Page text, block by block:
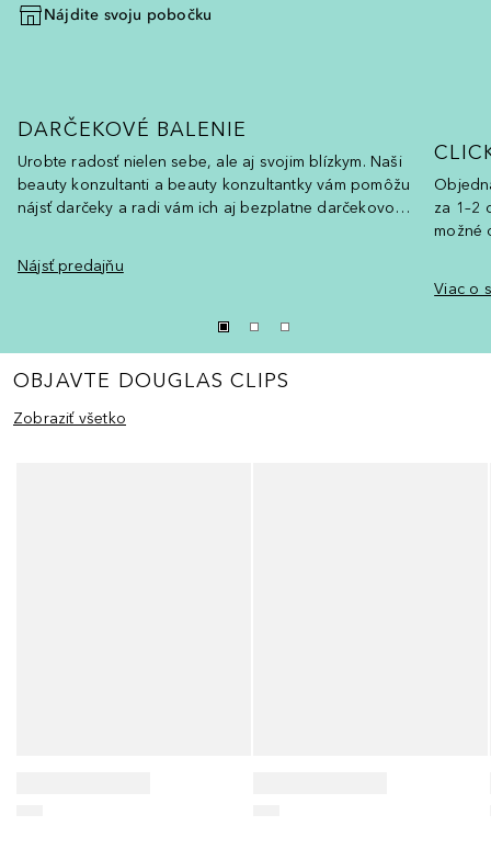
Nájdite svoju pobočku
DARČEKOVÉ BALENIE
Urobte radosť nielen sebe, ale aj svojim blízkym. Naši
beauty konzultanti a beauty konzultantky vám pomôžu
nájsť darčeky a radi vám ich aj bezplatne darčekovo
Nájsť predajňu
za 1–2
možné
Viac o
OBJAVTE DOUGLAS CLIPS
Zobraziť všetko